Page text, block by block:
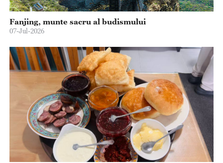
Fanjing, munte sacru al budismului
07-Jul-2026